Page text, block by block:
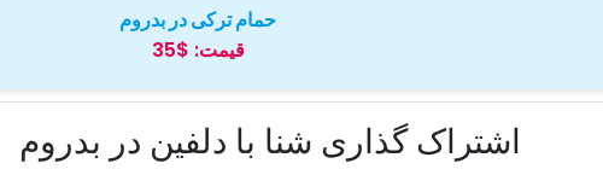
حمام ترکی در بدروم
قیمت: $35
اشتراک گذاری شنا با دلفین در بدروم